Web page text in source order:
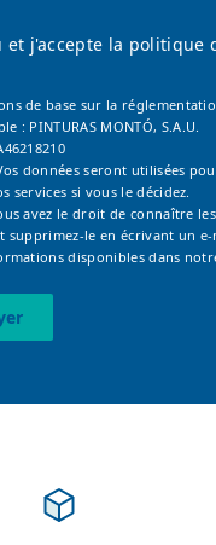
et j'accepte la
de base sur la
: PINTURAS MONTÓ, S.A.U.
données seront utilisées
services si vous le décidez.
avez le droit de connaître
supprimez-le en écrivant un e-
disponibles dans